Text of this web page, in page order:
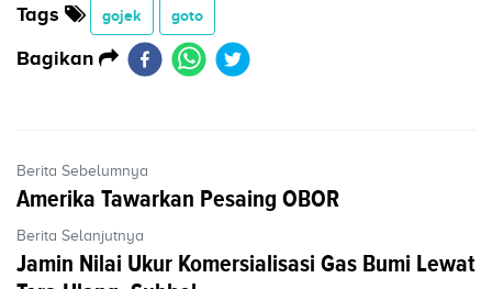
Tags gojek goto
Bagikan
Berita Sebelumnya
Amerika Tawarkan Pesaing OBOR
Berita Selanjutnya
Jamin Nilai Ukur Komersialisasi Gas Bumi Lewat